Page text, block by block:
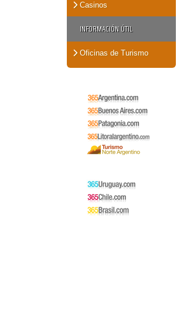
Casinos
INFORMACIÓN ÚTIL
Oficinas de Turismo